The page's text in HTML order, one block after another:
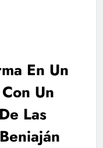
En Un
Un
Las